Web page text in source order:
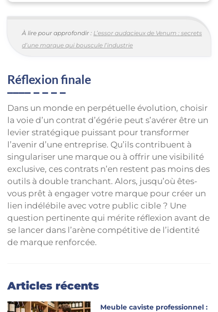
À lire pour approfondir : L’essor audacieux de Venum : secrets
d’une marque qui bouscule l’industrie
Réflexion finale
Dans un monde en perpétuelle évolution, choisir
la voie d’un contrat d’égérie peut s’avérer être un
levier stratégique puissant pour transformer
l’avenir d’une entreprise. Qu’ils contribuent à
singulariser une marque ou à offrir une visibilité
exclusive, ces contrats n’en restent pas moins des
outils à double tranchant. Alors, jusqu’où êtes-
vous prêt à engager votre marque pour créer un
lien indélébile avec votre public cible ? Une
question pertinente qui mérite réflexion avant de
se lancer dans l’arène compétitive de l’identité
de marque renforcée.
Articles récents
Meuble caviste professionnel :